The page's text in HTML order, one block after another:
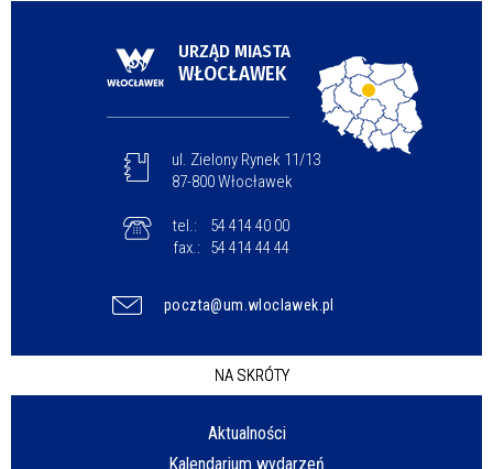
URZĄD MIASTA
WŁOCŁAWEK
ul. Zielony Rynek 11/13
87-800 Włocławek
tel.:
54 414 40 00
fax.:
54 414 44 44
poczta@um.wloclawek.pl
NA SKRÓTY
Aktualności
Kalendarium wydarzeń